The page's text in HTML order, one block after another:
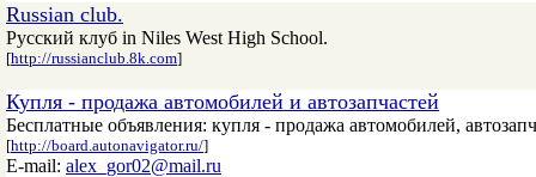
Russian club.
Русский клуб in Niles West High School.
[http://russianclub.8k.com]
Купля - продажа автомобилей и автозапчастей
Бесплатные объявления: купля - продажа автомобилей,
[http://board.autonavigator.ru/]
E-mail: alex_gor02@mail.ru